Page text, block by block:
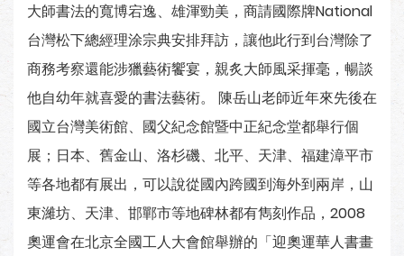
大師書法的寬博宕逸、雄渾勁美，商請國際牌National
台灣松下總經理涂宗典安排拜訪，讓他此行到台灣除了
商務考察還能涉獵藝術饗宴，親炙大師風采揮毫，暢談
他自幼年就喜愛的書法藝術。 陳岳山老師近年來先後在
國立台灣美術館、國父紀念館暨中正紀念堂都舉行個
展；日本、舊金山、洛杉磯、北平、天津、福建漳平市
等各地都有展出，可以說從國內跨國到海外到兩岸，山
東濰坊、天津、邯鄲市等地碑林都有雋刻作品，2008
奧運會在北京全國工人大會館舉辦的「迎奧運華人書畫